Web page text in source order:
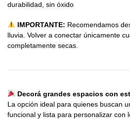
durabilidad, sin óxido
IMPORTANTE: Recomendamos
lluvia. Volver a conectar únicamente
completamente secas.
Decorá grandes espacios con
La opción ideal para quienes buscan
funcional y lista para personalizar con